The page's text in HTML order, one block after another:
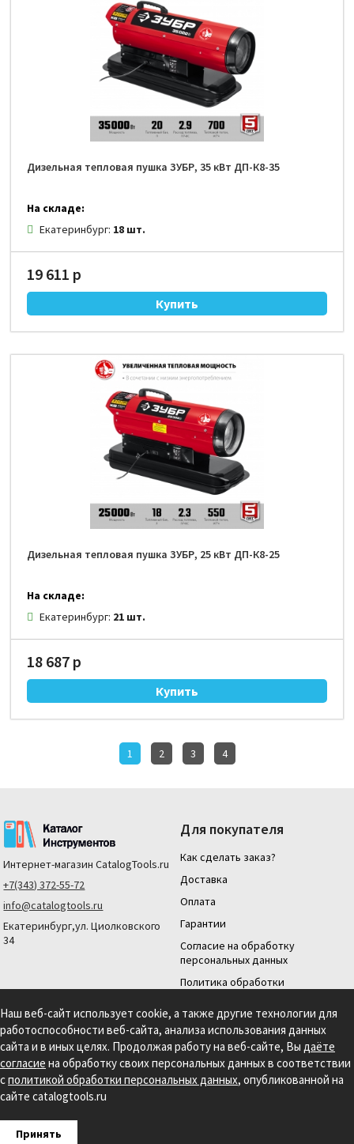
Дизельная тепловая пушка ЗУБР, 35 кВт ДП-К8-35
На складе:
Екатеринбург: 18 шт.
19 611 р
Дизельная тепловая пушка ЗУБР, 25 кВт ДП-К8-25
На складе:
Екатеринбург: 21 шт.
18 687 р
1 2 3 4
Интернет-магазин CatalogTools.ru
+7(343) 372-55-72
info@catalogtools.ru
Екатеринбург,ул. Циолковского
34
Для покупателя
Как сделать заказ?
Доставка
Оплата
Гарантии
Согласие на обработку
персональных данных
Политика обработки
Для юридических лиц
На нашем сайте мы используем cookie для сбора информации технического
характера. Продолжая использовать этот сайт, вы даете согласие на
использование файлов cookies и обработку персональных данных в соответствии с
Политикой обработки персональных данных.Информация на сайте носит
справочный характер и не является публичной офертой, определяемой
положениями статьи 437 гражданского кодекса РФ.
Наш веб-сайт использует cookie, а также другие технологии для
работоспособности веб-сайта, анализа использования данных
сайта и в иных целях. Продолжая работу на веб-сайте, Вы даёте
согласие на обработку своих персональных данных в соответствии
сполитикой обработки персональных данных, опубликованной на
сайте catalogtools.ru
Принять